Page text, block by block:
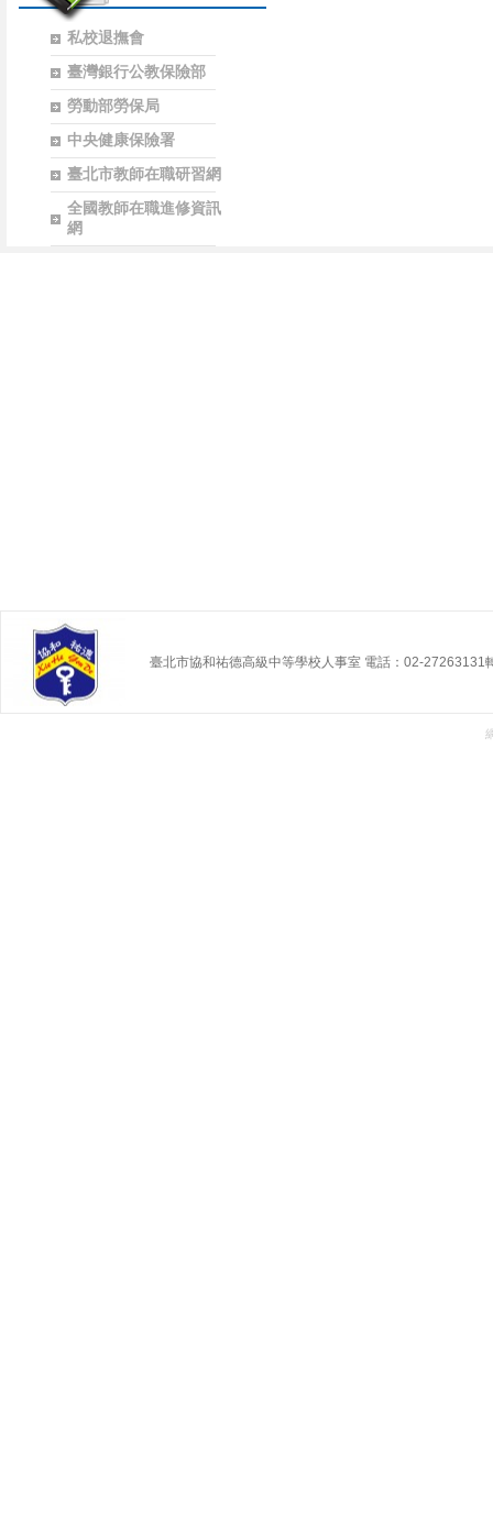
私校退撫會
臺灣銀行公教保險部
勞動部勞保局
中央健康保險署
臺北市教師在職研習網
全國教師在職進修資訊
網
臺北市協和祐德高級中等學校人事室 電話：02-